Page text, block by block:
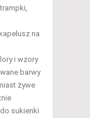
na
i wzory
barwy
żywe
sukienki